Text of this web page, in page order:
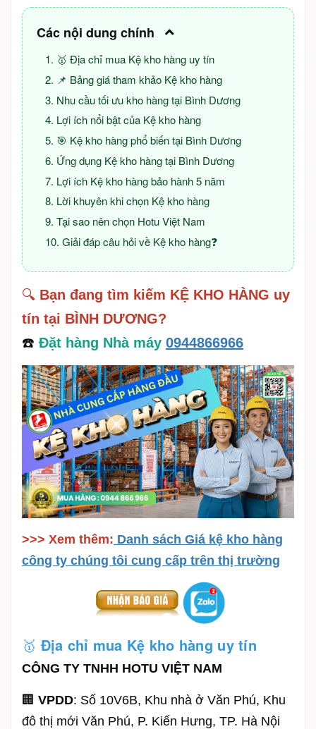
Các nội dung chính
🥇 Địa chỉ mua Kệ kho hàng uy tín
📌 Bảng giá tham khảo Kệ kho hàng
Nhu cầu tối ưu kho hàng tại Bình Dương
Lợi ích nổi bật của Kệ kho hàng
🎯 Kệ kho hàng phổ biến tại Bình Dương
Ứng dụng Kệ kho hàng tại Bình Dương
Lợi ích Kệ kho hàng bảo hành 5 năm
Lời khuyên khi chọn Kệ kho hàng
Tại sao nên chọn Hotu Việt Nam
Giải đáp câu hỏi về Kệ kho hàng❓
🔍 Bạn đang tìm kiếm KỆ KHO HÀNG uy
tín tại BÌNH DƯƠNG?
☎️ Đặt hàng Nhà máy 0944866966
>>> Xem thêm: Danh sách Giá kệ kho hàng
công ty chúng tôi cung cấp trên thị trường
🥇 Địa chỉ mua Kệ kho hàng uy tín
CÔNG TY TNHH HOTU VIỆT NAM
🏢 VPDD: Số 10V6B, Khu nhà ở Văn Phú, Khu
đô thị mới Văn Phú, P. Kiến Hưng, TP. Hà Nội